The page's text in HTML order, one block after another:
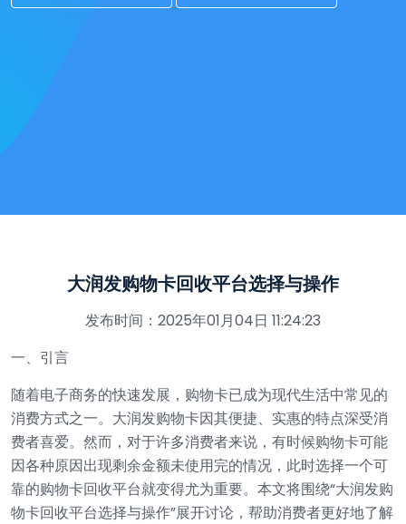
大润发购物卡回收平台选择与操作
发布时间：2025年01月04日 11:24:23
一、引言
随着电子商务的快速发展，购物卡已成为现代生活中常见的
消费方式之一。大润发购物卡因其便捷、实惠的特点深受消
费者喜爱。然而，对于许多消费者来说，有时候购物卡可能
因各种原因出现剩余金额未使用完的情况，此时选择一个可
靠的购物卡回收平台就变得尤为重要。本文将围绕“大润发购
物卡回收平台选择与操作”展开讨论，帮助消费者更好地了解